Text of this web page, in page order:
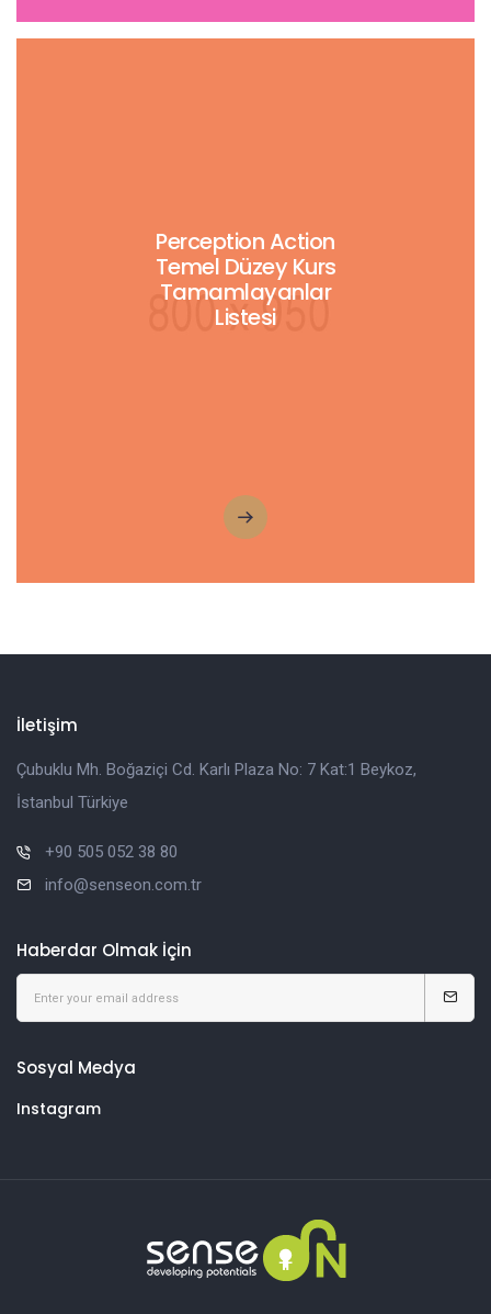
Perception Action
Temel Düzey Kurs
Tamamlayanlar
Listesi
İletişim
Çubuklu Mh. Boğaziçi Cd. Karlı Plaza No: 7 Kat:1 Beykoz,
İstanbul Türkiye
+90 505 052 38 80
info@senseon.com.tr
Haberdar Olmak İçin
Sosyal Medya
Instagram